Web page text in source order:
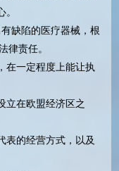
缺陷的医疗器械，根
律责任。
在一定程度上能让执
立在欧盟经济区之
表的经营方式，以及